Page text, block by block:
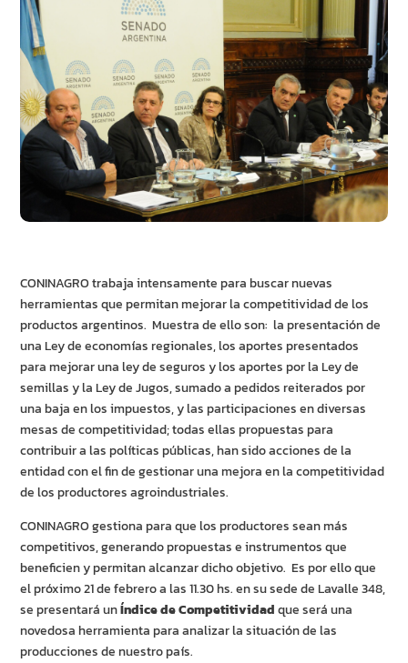
CONINAGRO trabaja intensamente para buscar nuevas
herramientas que permitan mejorar la competitividad de los
productos argentinos. Muestra de ello son: la presentación de
una Ley de economías regionales, los aportes presentados
para mejorar una ley de seguros y los aportes por la Ley de
semillas y la Ley de Jugos, sumado a pedidos reiterados por
una baja en los impuestos, y las participaciones en diversas
mesas de competitividad; todas ellas propuestas para
contribuir a las políticas públicas, han sido acciones de la
entidad con el fin de gestionar una mejora en la competitividad
de los productores agroindustriales.
CONINAGRO gestiona para que los productores sean más
competitivos, generando propuestas e instrumentos que
beneficien y permitan alcanzar dicho objetivo. Es por ello que
el próximo 21 de febrero a las 11.30 hs. en su sede de Lavalle 348,
se presentará unÍndice de Competitividadque será una
novedosa herramienta para analizar la situación de las
producciones de nuestro país.